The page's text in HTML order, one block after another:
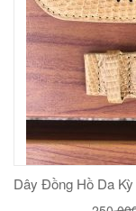
Dây Đồng Hồ Da